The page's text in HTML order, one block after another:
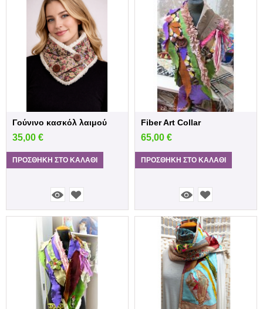
Γούνινο κασκόλ λαιμού
35,00 €
ΠΡΟΣΘΉΚΗ ΣΤΟ ΚΑΛΆΘΙ
Fiber Art Collar
65,00 €
ΠΡΟΣΘΉΚΗ ΣΤΟ ΚΑΛΆΘΙ